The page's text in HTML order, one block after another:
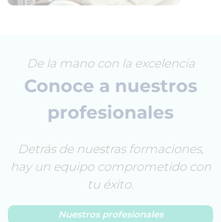
De la mano con la excelencia
Conoce a nuestros
profesionales
Detrás de nuestras formaciones,
hay un equipo comprometido con
tu éxito.
Nuestros profesionales